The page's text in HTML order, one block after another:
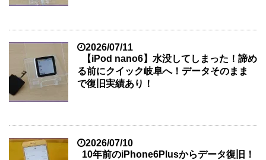
2026/07/11
【iPod nano6】水没してしまった！諦め
る前にクイック岐阜へ！データそのまま
で復旧実績あり！
2026/07/10
10年前のiPhone6Plusからデータ復旧！